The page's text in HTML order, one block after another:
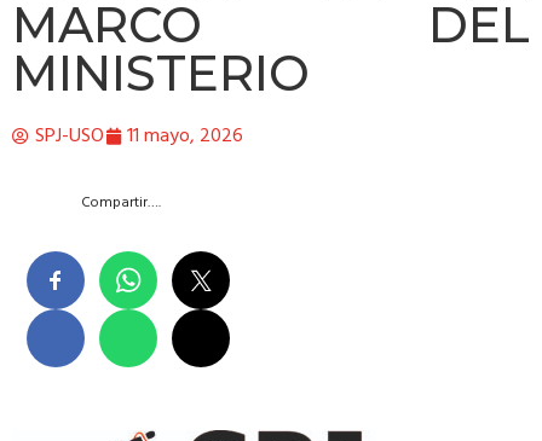
MARCO DEL
MINISTERIO
SPJ-USO 11 mayo, 2026
Compartir….